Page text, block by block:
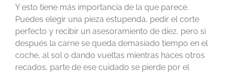
Y esto tiene más importancia de la que parece.
Puedes elegir una pieza estupenda, pedir el corte
perfecto y recibir un asesoramiento de diez, pero si
después la carne se queda demasiado tiempo en el
coche, al sol o dando vueltas mientras haces otros
recados, parte de ese cuidado se pierde por el